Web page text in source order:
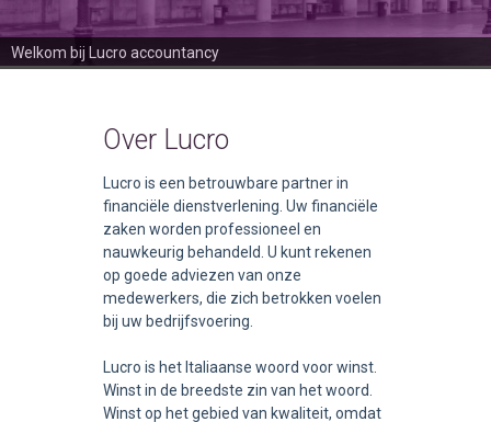
Welkom bij Lucro accountancy
Over Lucro
Lucro is een betrouwbare partner in
financiële dienstverlening. Uw financiële
zaken worden professioneel en
nauwkeurig behandeld. U kunt rekenen
op goede adviezen van onze
medewerkers, die zich betrokken voelen
bij uw bedrijfsvoering.
Lucro is het Italiaanse woord voor winst.
Winst in de breedste zin van het woord.
Winst op het gebied van kwaliteit, omdat